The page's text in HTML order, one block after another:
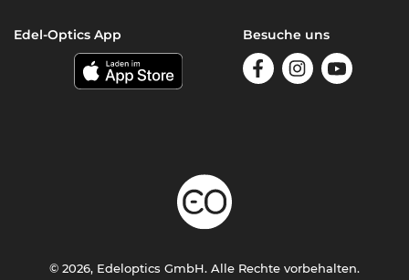
Edel-Optics App Besuche uns
© 2026, Edeloptics GmbH. Alle Rechte vorbehalten.